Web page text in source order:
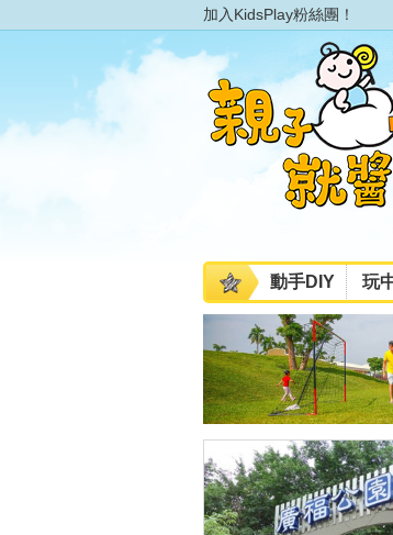
加入KidsPlay粉絲團！
動手DIY 玩